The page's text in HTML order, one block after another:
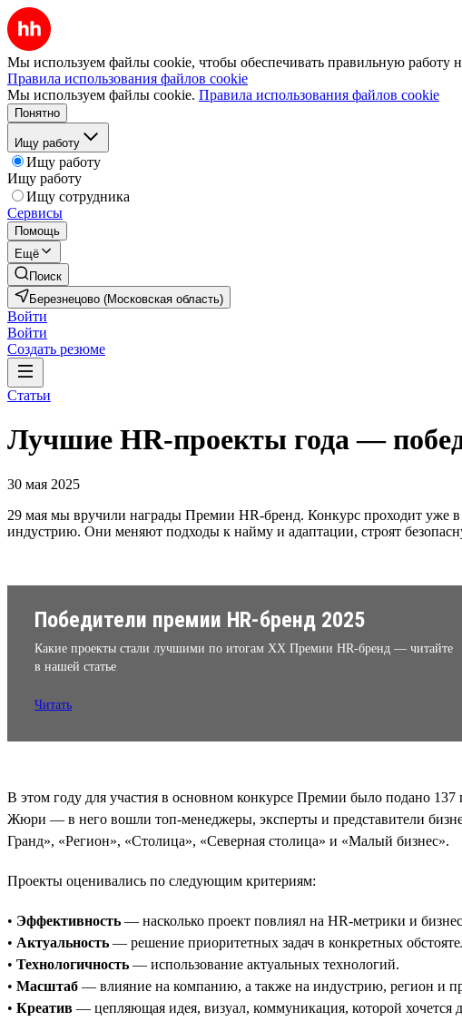
Мы используем файлы cookie, чтобы обеспечивать правильную работу
Правила использования файлов cookie
Мы используем файлы cookie. Правила использования файлов cookie
Понятно
Ищу работу
Ищу работу
Ищу работу
Ищу сотрудника
Сервисы
Помощь
Ещё
Поиск
Березнецово (Московская область)
Войти
Войти
Создать резюме
Статьи
Лучшие HR-проекты года —
30 мая 2025
29 мая мы вручили награды Премии HR-бренд. Конкурс проходит уже
индустрию. Они меняют подходы к найму и адаптации, строят
Победители премии HR-бренд 2025
Какие проекты стали лучшими по итогам XX Премии HR-бренд — читайте
в нашей статье
Читать
В этом году для участия в основном конкурсе Премии было подано
Жюри — в него вошли топ-менеджеры, эксперты и представители
Гранд», «Регион», «Столица», «Северная столица» и «Малый бизнес».
Проекты оценивались по следующим критериям:
• Эффективность — насколько проект повлиял на HR-метрики и
• Актуальность — решение приоритетных задач в конкретных
• Технологичность — использование актуальных технологий.
• Масштаб — влияние на компанию, а также на индустрию, регион и
• Креатив — цепляющая идея, визуал, коммуникация, которой хочется